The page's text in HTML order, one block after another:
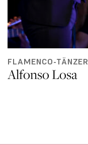
FLAMENCO-TÄNZER
Alfonso Losa